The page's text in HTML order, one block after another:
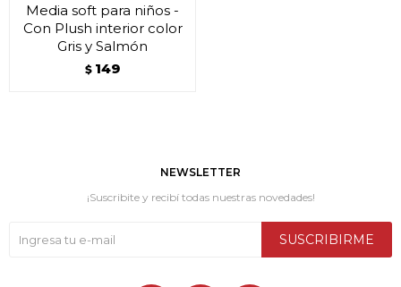
Media soft para niños -
Con Plush interior color
Gris y Salmón
$ 149
NEWSLETTER
¡Suscribite y recibí todas nuestras novedades!
SUSCRIBIRME